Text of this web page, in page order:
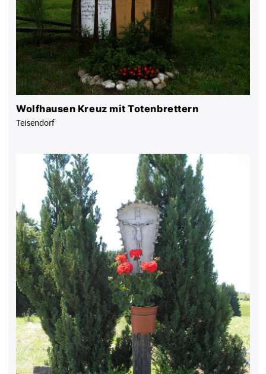
Wolfhausen Kreuz mit Totenbrettern
Teisendorf